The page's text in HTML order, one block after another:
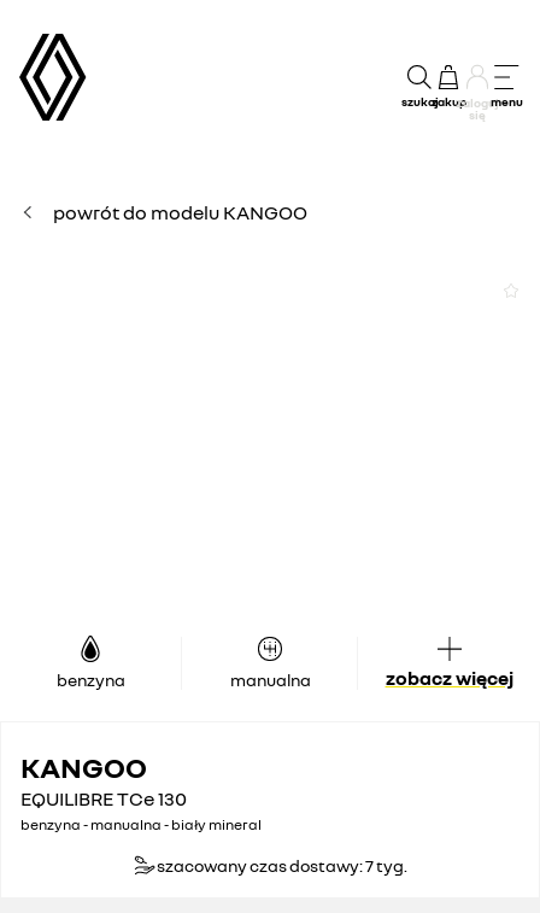
szukajzakupZaloguj
się
menu
powrót do modelu KANGOO
benzyna manualna zobacz więcej
KANGOO
EQUILIBRE TCe 130
benzyna - manualna - biały mineral
szacowany czas dostawy: 7 tyg.